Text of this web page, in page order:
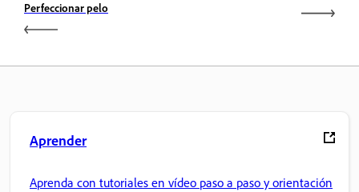
Perfeccionar pelo
Aprender
Aprenda con tutoriales en vídeo paso a paso y orientación